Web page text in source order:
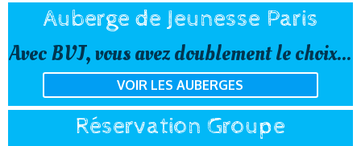
Auberge de Jeunesse Paris
Avec BVJ, vous avez doublement le choix...
VOIR LES AUBERGES
Réservation Groupe